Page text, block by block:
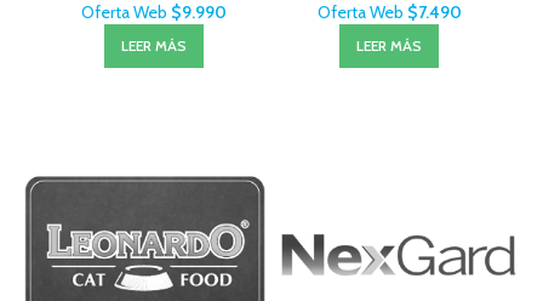
Oferta Web $9.990
LEER MÁS
Oferta Web $7.490
LEER MÁS